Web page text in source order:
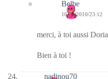
Belbe
16/09/2010/23:12
merci, à toi aussi Doria
Bien à toi !
nadinou70